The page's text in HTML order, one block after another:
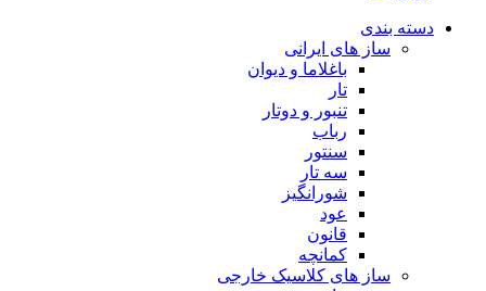
دسته بندی
ساز های ایرانی
باغلاما و دیوان
تار
تنبور و دوتار
رباب
سنتور
سه تار
شورانگیز
عود
قانون
کمانچه
ساز های کلاسیک خارجی